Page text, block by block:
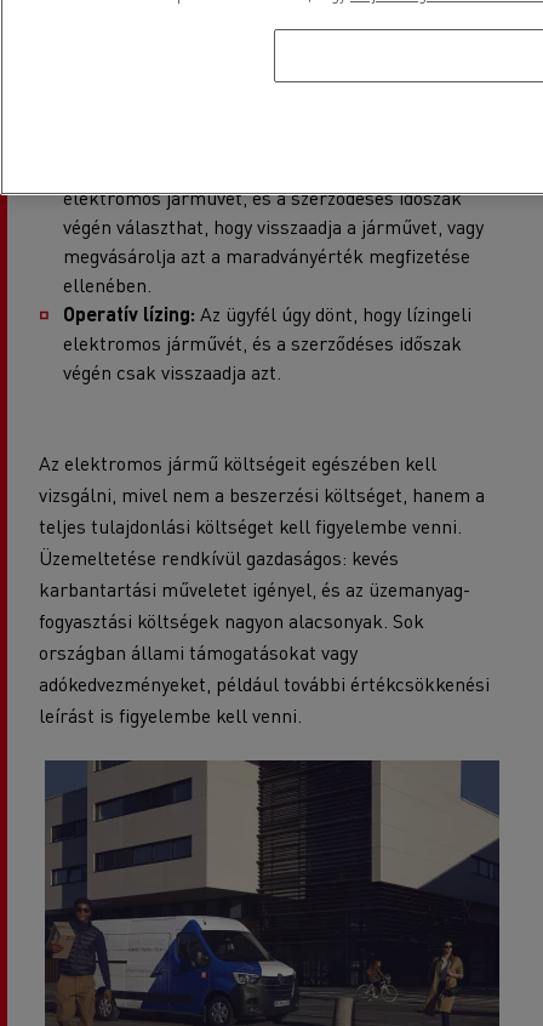
Standard részletfizetési hitel:a szerződéses
elektromos járművét, és a szerződéses időszak
végén választhat, hogy visszaadja a járművet, vagy
megvásárolja azt a maradványérték megfizetése
ellenében.
Operatív lízing: Az ügyfél úgy dönt, hogy lízingeli
elektromos járművét, és a szerződéses időszak
végén csak visszaadja azt.
Az elektromos jármű költségeit egészében kell
vizsgálni, mivel nem a beszerzési költséget, hanem a
teljes tulajdonlási költséget kell figyelembe venni.
Üzemeltetése rendkívül gazdaságos: kevés
karbantartási műveletet igényel, és az üzemanyag-
fogyasztási költségek nagyon alacsonyak. Sok
országban állami támogatásokat vagy
adókedvezményeket, például további értékcsökkenési
leírást is figyelembe kell venni.